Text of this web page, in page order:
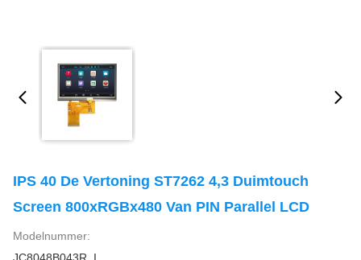
IPS 40 De Vertoning ST7262 4,3 Duimtouch
Screen 800xRGBx480 Van PIN Parallel LCD
Modelnummer: